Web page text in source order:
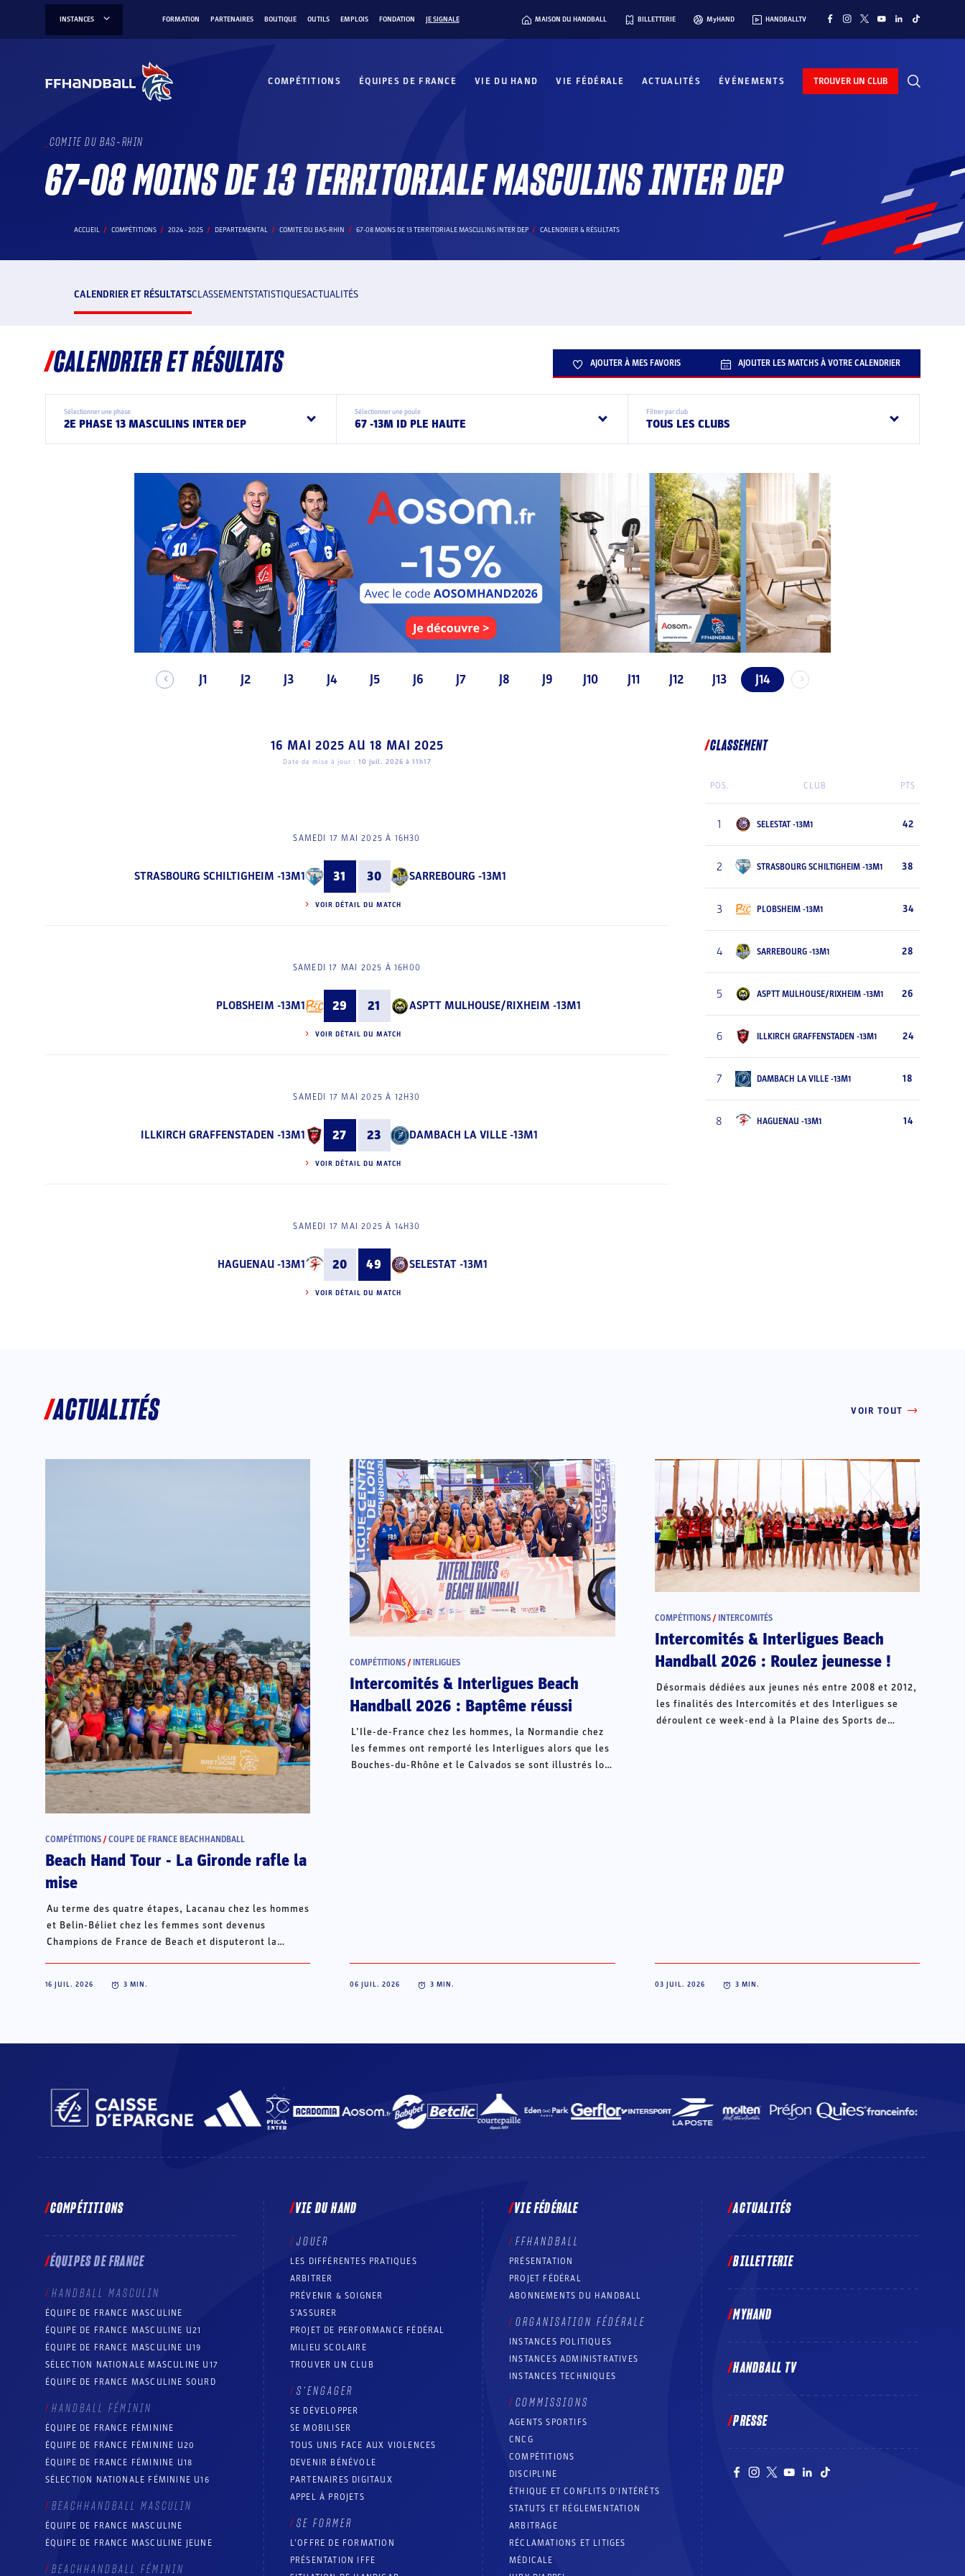
INSTANCES FORMATION PARTENAIRES BOUTIQUE OUTILS EMPLOIS FONDATION JE SIGNALE MAISON DU HANDBALL BILLETTERIE MyHAND HANDBALLTV
COMPÉTITIONS ÉQUIPES DE FRANCE VIE DU HAND VIE FÉDÉRALE ACTUALITÉS ÉVÉNEMENTS TROUVER UN CLUB
COMITE DU BAS-RHIN
67-08 MOINS DE 13 TERRITORIALE MASCULINS INTER DEP
ACCUEIL COMPÉTITIONS 2024 - 2025 DEPARTEMENTAL COMITE DU BAS-RHIN 67-08 MOINS DE 13 TERRITORIALE MASCULINS INTER DEP CALENDRIER & RÉSULTATS
CALENDRIER ET RÉSULTATSCLASSEMENTSTATISTIQUESACTUALITÉS
CALENDRIER ET RÉSULTATS AJOUTER À MES FAVORIS AJOUTER LES MATCHS À VOTRE CALENDRIER
Sélectionner une phase
2E PHASE 13 MASCULINS INTER DEP
Sélectionner une poule
67 -13M ID PLE HAUTE
Filtrer par club
TOUS LES CLUBS
J1 J2 J3 J4 J5 J6 J7 J8 J9 J10 J11 J12 J13 J14
16 MAI 2025 AU 18 MAI 2025
Date de mise à jour : 10 juil. 2026 à 11h17
SAMEDI 17 MAI 2025 À 16H30
STRASBOURG SCHILTIGHEIM -13M1 31 30 SARREBOURG -13M1
VOIR DÉTAIL DU MATCH
SAMEDI 17 MAI 2025 À 16H00
PLOBSHEIM -13M1 29 21 ASPTT MULHOUSE/RIXHEIM -13M1
VOIR DÉTAIL DU MATCH
SAMEDI 17 MAI 2025 À 12H30
ILLKIRCH GRAFFENSTADEN -13M1 27 23 DAMBACH LA VILLE -13M1
VOIR DÉTAIL DU MATCH
SAMEDI 17 MAI 2025 À 14H30
HAGUENAU -13M1 20 49 SELESTAT -13M1
VOIR DÉTAIL DU MATCH
CLASSEMENT
POS. CLUB PTS
1 SELESTAT -13M1 42
2 STRASBOURG SCHILTIGHEIM -13M1 38
3 PLOBSHEIM -13M1 34
4 SARREBOURG -13M1 28
5 ASPTT MULHOUSE/RIXHEIM -13M1 26
6 ILLKIRCH GRAFFENSTADEN -13M1 24
7 DAMBACH LA VILLE -13M1 18
8 HAGUENAU -13M1 14
ACTUALITÉS VOIR TOUT
COMPÉTITIONS /COUPE DE FRANCE BEACHHANDBALL
Beach Hand Tour - La Gironde rafle la
mise
Au terme des quatre étapes, Lacanau chez les hommes
et Belin-Béliet chez les femmes sont devenus
Champions de France de Beach et disputeront la
16 JUIL. 2026 3 MIN.
COMPÉTITIONS / INTERLIGUES
Intercomités & Interligues Beach
Handball 2026 : Baptême réussi
L’Ile-de-France chez les hommes, la Normandie chez
les femmes ont remporté les Interligues alors que les
Bouches-du-Rhône et le Calvados se sont illustrés lors
06 JUIL. 2026 3 MIN.
COMPÉTITIONS / INTERCOMITÉS
Intercomités & Interligues Beach
Handball 2026 : Roulez jeunesse !
Désormais dédiées aux jeunes nés entre 2008 et 2012,
les finalités des Intercomités et des Interligues se
déroulent ce week-end à la Plaine des Sports de
03 JUIL. 2026 3 MIN.
COMPÉTITIONS
ÉQUIPES DE FRANCE
HANDBALL MASCULIN
ÉQUIPE DE FRANCE MASCULINE
ÉQUIPE DE FRANCE MASCULINE U21
ÉQUIPE DE FRANCE MASCULINE U19
SÉLECTION NATIONALE MASCULINE U17
ÉQUIPE DE FRANCE MASCULINE SOURD
HANDBALL FÉMININ
ÉQUIPE DE FRANCE FÉMININE
ÉQUIPE DE FRANCE FÉMININE U20
ÉQUIPE DE FRANCE FÉMININE U18
SÉLECTION NATIONALE FÉMININE U16
BEACHHANDBALL MASCULIN
ÉQUIPE DE FRANCE MASCULINE
ÉQUIPE DE FRANCE MASCULINE JEUNE
BEACHHANDBALL FÉMININ
VIE DU HAND
JOUER
LES DIFFÉRENTES PRATIQUES
ARBITRER
PRÉVENIR & SOIGNER
S’ASSURER
PROJET DE PERFORMANCE FÉDÉRAL
MILIEU SCOLAIRE
TROUVER UN CLUB
S’ENGAGER
SE DÉVELOPPER
SE MOBILISER
TOUS UNIS FACE AUX VIOLENCES
DEVENIR BÉNÉVOLE
PARTENAIRES DIGITAUX
APPEL À PROJETS
SE FORMER
L’OFFRE DE FORMATION
PRÉSENTATION IFFE
VIE FÉDÉRALE
FFHANDBALL
PRÉSENTATION
PROJET FÉDÉRAL
ABONNEMENTS DU HANDBALL
ORGANISATION FÉDÉRALE
INSTANCES POLITIQUES
INSTANCES ADMINISTRATIVES
INSTANCES TECHNIQUES
COMMISSIONS
AGENTS SPORTIFS
CNCG
COMPÉTITIONS
DISCIPLINE
ÉTHIQUE ET CONFLITS D'INTÉRÊTS
STATUTS ET RÉGLEMENTATION
ARBITRAGE
RÉCLAMATIONS ET LITIGES
MÉDICALE
ACTUALITÉS
BILLETTERIE
MYHAND
HANDBALL TV
PRESSE